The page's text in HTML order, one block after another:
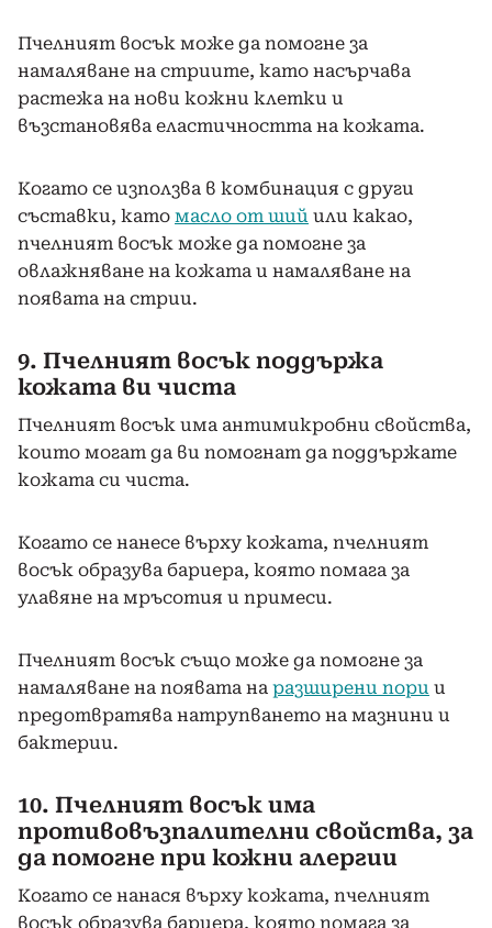
Пчелният восък може да помогне за
намаляване на стриите, като насърчава
растежа на нови кожни клетки и
възстановява еластичността на кожата.
Когато се използва в комбинация с други
съставки, като масло от ший или какао,
пчелният восък може да помогне за
овлажняване на кожата и намаляване на
появата на стрии.
9. Пчелният восък поддържа
кожата ви чиста
Пчелният восък има антимикробни свойства,
които могат да ви помогнат да поддържате
кожата си чиста.
Когато се нанесе върху кожата, пчелният
восък образува бариера, която помага за
улавяне на мръсотия и примеси.
Пчелният восък също може да помогне за
намаляване на появата на разширени пори и
предотвратява натрупването на мазнини и
бактерии.
10. Пчелният восък има
противовъзпалителни свойства, за
да помогне при кожни алергии
Когато се нанася върху кожата, пчелният
восък образува бариера, която помага за